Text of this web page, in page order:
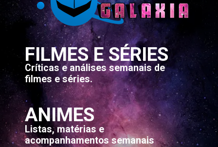
FILMES E SÉRIES
Críticas e análises semanais de
filmes e séries.
ANIMES
Listas, matérias e
acompanhamentos semanais